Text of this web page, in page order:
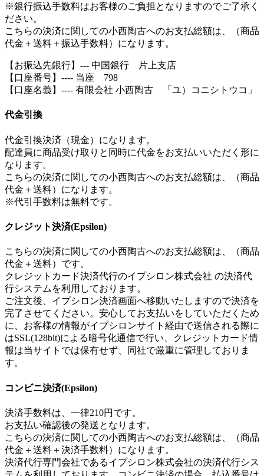
※銀行振込手数料はお客様のご負担となりますのでご了承く
ださい。
こちらの決済に関しての小西陶古へのお支払総額は、（商品
代金＋送料＋振込手数料）になります。
【お振込先銀行】--- 中国銀行 片上支店
【口座番号】---- 当座 798
【口座名義】---- 有限会社 小西陶古 「ユ）コニシトウコ」
代金引換
代金引換決済（現金）になります。
配達員に商品受け取りと同時に代金をお支払いいただく形に
なります。
こちらの決済に関しての小西陶古へのお支払総額は、（商品
代金＋送料）になります。
※代引手数料は無料です。
クレジット決済(Epsilon)
こちらの決済に関しての小西陶古へのお支払総額は、（商品
代金＋送料）です。
クレジットカード決済代行のイプシロン株式会社 の決済代
行システムを利用しております。
ご注文後、イプシロン決済画面へ移動いたしますので決済を
完了させてください。安心してお支払いをしていただくため
に、お客様の情報がイプシロンサイト経由で送信される際に
はSSL(128bit)による暗号化通信で行い、クレジットカード情
報は当サイトでは保有せず、同社で厳重に管理しておりま
す。
コンビニ決済(Epsilon)
決済手数料は、一律210円です。
お支払い確認後の発送となります。
こちらの決済に関しての小西陶古へのお支払総額は、（商品
代金＋送料＋決済手数料）になります。
決済代行専門会社であるイプシロン株式会社の決済代行シス